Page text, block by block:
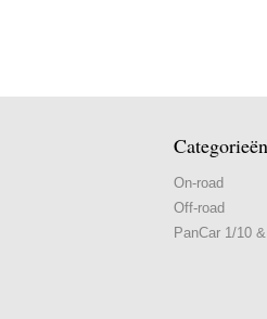
Categorieën
On-road
Off-road
PanCar 1/10